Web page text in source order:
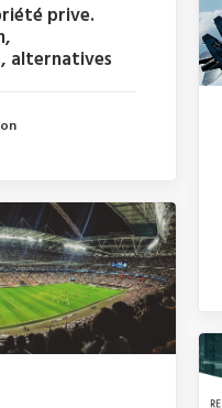
prive.
alternatives